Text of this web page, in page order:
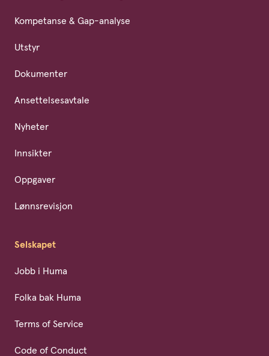
Kompetanse & Gap-analyse
Utstyr
Dokumenter
Ansettelsesavtale
Nyheter
Innsikter
Oppgaver
Lønnsrevisjon
Selskapet
Jobb i Huma
Folka bak Huma
Terms of Service
Code of Conduct